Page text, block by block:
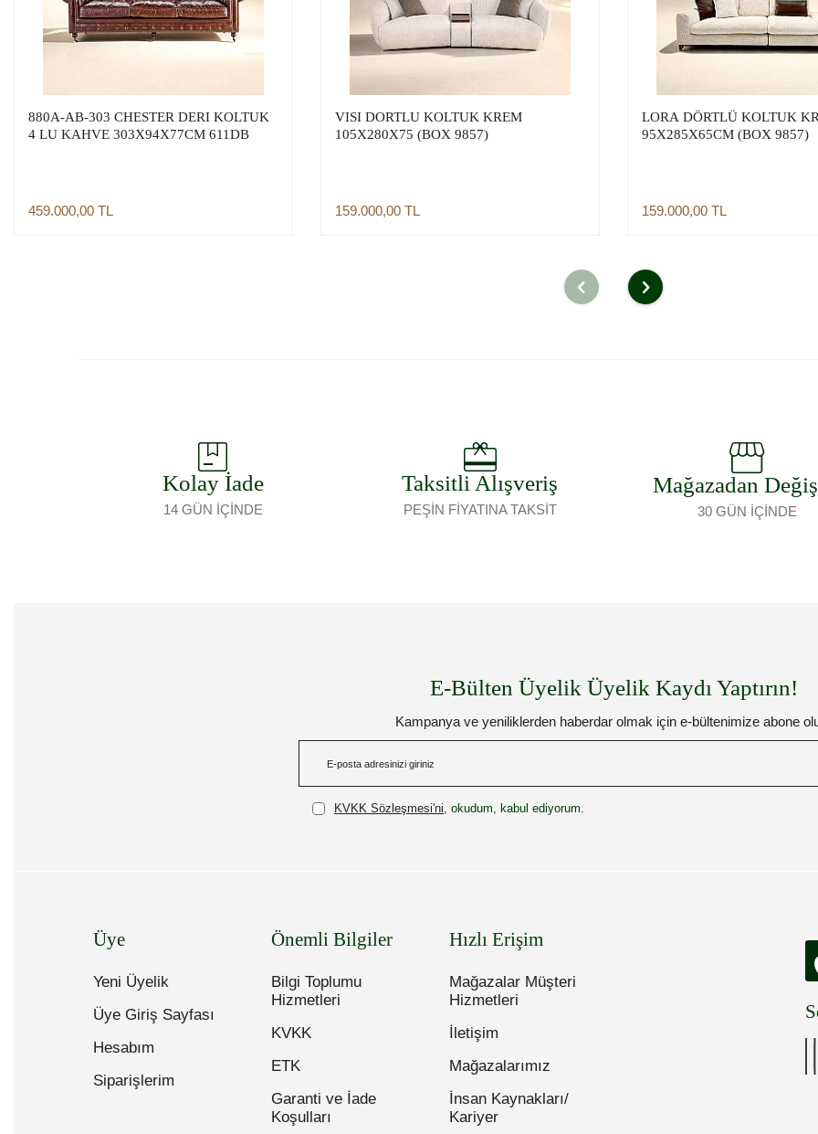
880A-AB-303 CHESTER DERI KOLTUK
4 LU KAHVE 303X94X77CM 611DB
459.000,00 TL
VISI DORTLU KOLTUK KREM
105X280X75 (BOX 9857)
159.000,00 TL
LORA DÖRTLÜ KOLTUK
95X285X65CM (BOX 9857)
159.000,00 TL
Kolay İade
14 GÜN İÇİNDE
Taksitli Alışveriş
PEŞİN FİYATINA TAKSİT
Mağazadan
30 GÜN İÇİNDE
E-Bülten Üyelik Üyelik Kaydı Yaptırın!
Kampanya ve yeniliklerden haberdar olmak için e-bültenimize abone
KVKK Sözleşmesi'ni , okudum, kabul ediyorum.
Üye
Yeni Üyelik
Üye Giriş Sayfası
Hesabım
Siparişlerim
Önemli Bilgiler
Bilgi Toplumu
Hizmetleri
KVKK
ETK
Garanti ve İade
Koşulları
Hızlı Erişim
Mağazalar Müşteri
Hizmetleri
İletişim
Mağazalarımız
İnsan Kaynakları/
Kariyer